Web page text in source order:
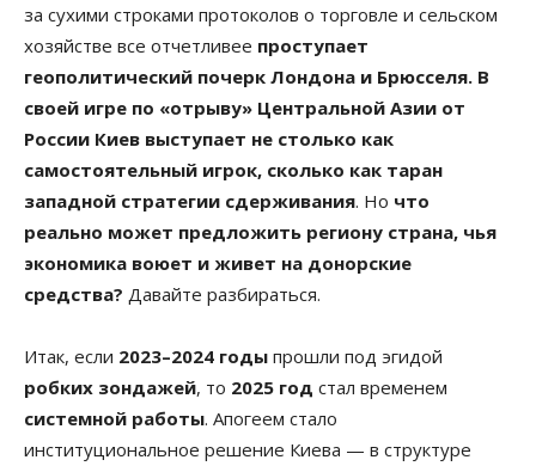
за сухими строками протоколов о торговле и сельском
хозяйстве все отчетливее проступает
геополитический почерк Лондона и Брюсселя. В
своей игре по «отрыву» Центральной Азии от
России Киев выступает не столько как
самостоятельный игрок, сколько как таран
западной стратегии сдерживания. Но что
реально может предложить региону страна, чья
экономика воюет и живет на донорские
средства? Давайте разбираться.
Итак, если 2023–2024 годы прошли под эгидой
робких зондажей, то 2025 год стал временем
системной работы. Апогеем стало
институциональное решение Киева — в структуре